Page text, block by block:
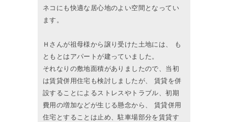
ネコにも快適な居心地のよい空間となってい
ます。
Ｈさんが祖母様から譲り受けた土地には、 も
ともとはアパートが建っていました。
それなりの敷地面積がありましたので、当初
は賃貸併用住宅も検討しましたが、 賃貸を併
設することによるストレスやトラブル、初期
費用の増加などが生じる懸念から、 賃貸併用
住宅とすることは止め、駐車場部分を賃貸す